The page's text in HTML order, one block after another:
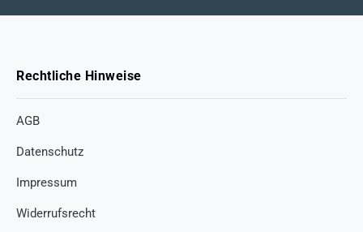
Rechtliche Hinweise
AGB
Datenschutz
Impressum
Widerrufsrecht